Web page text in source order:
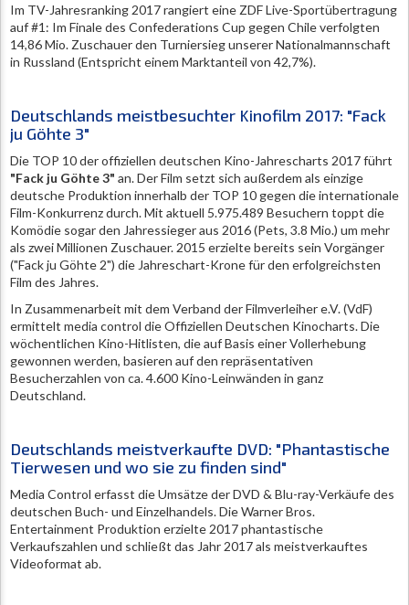
Im TV-Jahresranking 2017 rangiert eine ZDF Live-Sportübertragung
auf #1: Im Finale des Confederations Cup gegen Chile verfolgten
14,86 Mio. Zuschauer den Turniersieg unserer Nationalmannschaft
in Russland (Entspricht einem Marktanteil von 42,7%).
Deutschlands meistbesuchter Kinofilm 2017: "Fack
ju Göhte 3"
Die TOP 10 der offiziellen deutschen Kino-Jahrescharts 2017 führt
"Fack ju Göhte 3" an. Der Film setzt sich außerdem als einzige
deutsche Produktion innerhalb der TOP 10 gegen die internationale
Film-Konkurrenz durch. Mit aktuell 5.975.489 Besuchern toppt die
Komödie sogar den Jahressieger aus 2016 (Pets, 3.8 Mio.) um mehr
als zwei Millionen Zuschauer. 2015 erzielte bereits sein Vorgänger
("Fack ju Göhte 2") die Jahreschart-Krone für den erfolgreichsten
Film des Jahres.
In Zusammenarbeit mit dem Verband der Filmverleiher e.V. (VdF)
ermittelt media control die Offiziellen Deutschen Kinocharts. Die
wöchentlichen Kino-Hitlisten, die auf Basis einer Vollerhebung
gewonnen werden, basieren auf den repräsentativen
Besucherzahlen von ca. 4.600 Kino-Leinwänden in ganz
Deutschland.
Deutschlands meistverkaufte DVD: "Phantastische
Tierwesen und wo sie zu finden sind"
Media Control erfasst die Umsätze der DVD & Blu-ray-Verkäufe des
deutschen Buch- und Einzelhandels. Die Warner Bros.
Entertainment Produktion erzielte 2017 phantastische
Verkaufszahlen und schließt das Jahr 2017 als meistverkauftes
Videoformat ab.